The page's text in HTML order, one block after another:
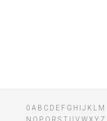
0 A B C D E F G H J K
M